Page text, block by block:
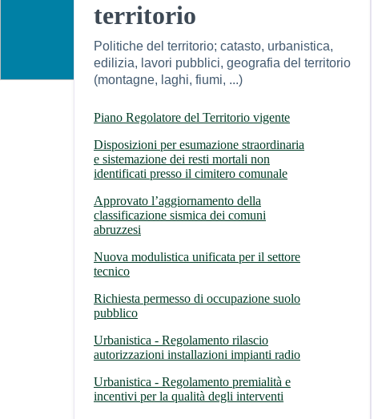
territorio
Politiche del territorio; catasto, urbanistica,
edilizia, lavori pubblici, geografia del territorio
(montagne, laghi, fiumi, ...)
Piano Regolatore del Territorio vigente
Disposizioni per esumazione straordinaria
e sistemazione dei resti mortali non
identificati presso il cimitero comunale
Approvato l’aggiornamento della
classificazione sismica dei comuni
abruzzesi
Nuova modulistica unificata per il settore
tecnico
Richiesta permesso di occupazione suolo
pubblico
Urbanistica - Regolamento rilascio
autorizzazioni installazioni impianti radio
Urbanistica - Regolamento premialità e
incentivi per la qualità degli interventi